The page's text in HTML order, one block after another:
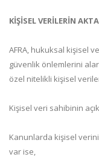
KİŞİSEL VERİLERİN
AFRA, hukuksal kişisel
güvenlik önlemlerini
özel nitelikli kişisel
Kişisel veri sahibinin
Kanunlarda kişisel
var ise,